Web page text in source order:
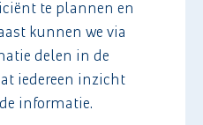
te plannen en
kunnen we via
delen in de
iedereen inzicht
informatie.